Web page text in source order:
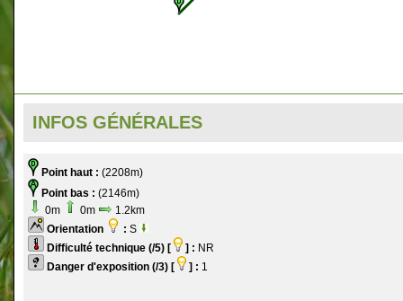
INFOS GÉNÉRALES
Point haut : (2208m)
Point bas : (2146m)
0m
0m
1.2km
Orientation
: S
Difficulté technique (/5) [
] : NR
Danger d'exposition (/3) [
] : 1